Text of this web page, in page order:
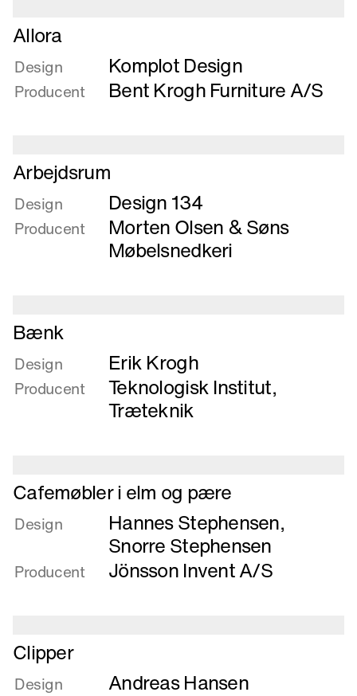
Læs
mere
om
Allora
Allora
Design Komplot Design
Producent Bent Krogh Furniture A/S
Læs
mere
om
Arbejdsrum
Arbejdsrum
Design Design 134
Producent
Morten Olsen & Søns
Møbelsnedkeri
Læs
mere
om
Bænk
Bænk
Design Erik Krogh
Producent
Teknologisk Institut,
Træteknik
Læs
mere
om
elm
Cafemøbler i elm og pære
Design Hannes Stephensen,
Snorre Stephensen
Producent Jönsson Invent A/S
Læs
mere
om
Clipper
Design
Andreas Hansen